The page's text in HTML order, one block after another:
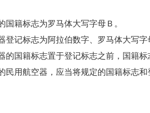
籍标志为罗马体大写字母Ｂ。
记标志为阿拉伯数字、罗马体大写字
国籍标志置于登记标志之前，国籍标
用航空器，应当将规定的国籍标志和